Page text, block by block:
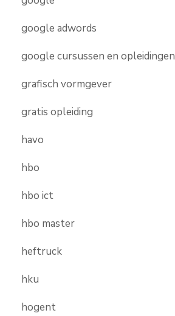
google adwords
google cursussen en opleidingen
grafisch vormgever
gratis opleiding
havo
hbo
hbo ict
hbo master
heftruck
hku
hogent